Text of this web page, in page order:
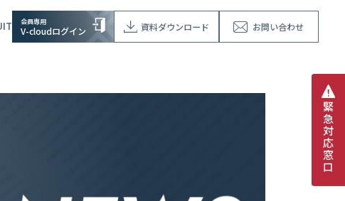
会員専用
V-cloudログイン 資料ダウンロード お問い合わせ
緊
急
対
応
窓
口